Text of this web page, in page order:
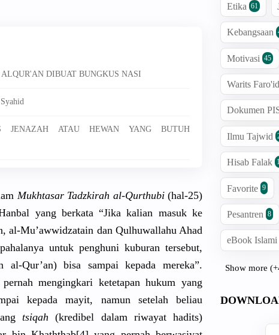
DIBUAT BUNGKUS NASI
JENAZAH ATAU HEWAN YANG BUTUH
Mukhtasar Tadzkirah al-Qurthubi(hal-25)
yang berkata “Jika kalian masuk ke
, al-Mu’awwidzatain dan Qulhuwallahu Ahad
untuk penghuni kuburan tersebut,
al-Qur’an)bisa sampai kepada mereka”.
mengingkari ketetapan hukum yang
kepada mayit, namun setelah beliau
tsiqah (kredibel dalam riwayat hadits)
Etika 61
Kebangsaan
Motivasi 45
Warits Faro'id
Dokumen
Ilmu Tajwid
Hisab Falak
Favorite 9
Pesantren 8
eBook Islami
Show more